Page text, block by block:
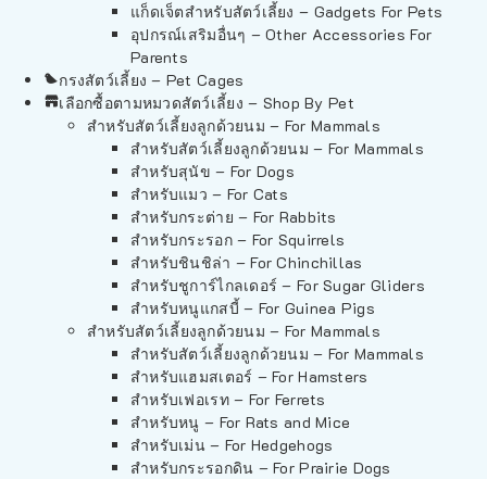
แก็ดเจ็ตสำหรับสัตว์เลี้ยง – Gadgets For Pets
อุปกรณ์เสริมอื่นๆ – Other Accessories For
Parents
กรงสัตว์เลี้ยง – Pet Cages
เลือกซื้อตามหมวดสัตว์เลี้ยง – Shop By Pet
สำหรับสัตว์เลี้ยงลูกด้วยนม – For Mammals
สำหรับสัตว์เลี้ยงลูกด้วยนม – For Mammals
สำหรับสุนัข – For Dogs
สำหรับแมว – For Cats
สำหรับกระต่าย – For Rabbits
สำหรับกระรอก – For Squirrels
สำหรับชินชิล่า – For Chinchillas
สำหรับชูการ์ไกลเดอร์ – For Sugar Gliders
สำหรับหนูแกสบี้ – For Guinea Pigs
สำหรับสัตว์เลี้ยงลูกด้วยนม – For Mammals
สำหรับสัตว์เลี้ยงลูกด้วยนม – For Mammals
สำหรับแฮมสเตอร์ – For Hamsters
สำหรับเฟอเรท – For Ferrets
สำหรับหนู – For Rats and Mice
สำหรับเม่น – For Hedgehogs
สำหรับกระรอกดิน – For Prairie Dogs